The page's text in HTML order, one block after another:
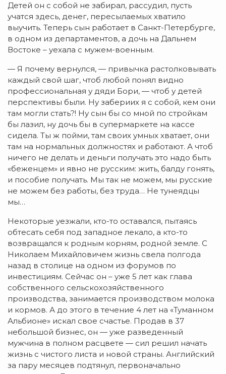
Детей он с собой не забирал, рассудил, пусть
учатся здесь, денег, пересылаемых хватило
выучить. Теперь сын работает в Санкт-Петербурге,
в одном из департаментов, а дочь на Дальнем
Востоке – уехала с мужем-военным.
— Я почему вернулся, — привычка растолковывать
каждый свой шаг, чтоб любой понял видно
профессиональная у дяди Бори, — чтоб у детей
перспективы были. Ну забериих я с собой, кем они
там могли стать?! Ну сын бы со мной по стройкам
бы лазил, ну дочь бы в супермаркете на кассе
сидела. Ты ж пойми, там своих умных хватает, они
там на нормальных должностях и работают. А чтоб
ничего не делать и деньги получать это надо быть
«беженцем» и явно не русским: жить, балду гонять,
и пособие получать. Мы так не можем, мы русские
не можем без работы, без труда… Не тунеядцы
мы…
Некоторые уезжали, кто-то оставался, пытаясь
обтесать себя под западное лекало, а кто-то
возвращался к родным корням, родной земле. С
Николаем Михайловичем жизнь свела полгода
назад в столице на одном из форумов по
инвестициям. Сейчас он – уже 5 лет как глава
собственного сельскохозяйственного
производства, занимается производством молока
и кормов. А до этого в течение 4 лет на «Туманном
Альбионе» искал свое счастье. Продав в 37
небольшой бизнес, он — уже разведенный
мужчина в полном расцвете — сил решил начать
жизнь с чистого листа и новой страны. Английский
за пару месяцев подтянул, первоначально